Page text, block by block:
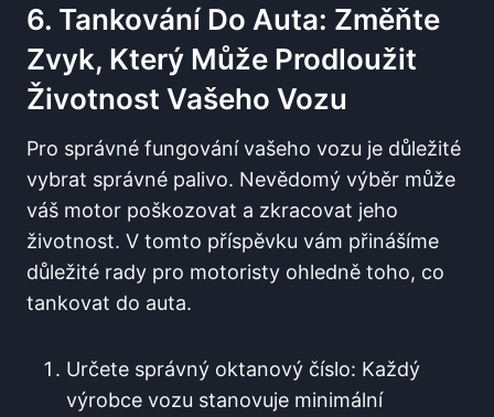
6. Tankování Do ‌auta: Změňte
Zvyk, Který Může Prodloužit
Životnost Vašeho‌ Vozu
Pro správné fungování vašeho vozu‌ je důležité
vybrat správné palivo. Nevědomý výběr může
váš motor poškozovat a zkracovat jeho
životnost. V tomto příspěvku vám přinášíme
důležité rady pro motoristy ohledně toho, co
tankovat ⁢do auta.
Určete​ správný oktanový číslo: Každý
výrobce vozu ⁣stanovuje minimální